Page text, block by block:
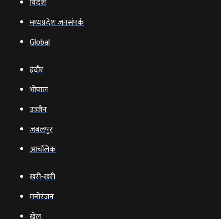
मध्यप्रदेश जनसंपर्क
Global
इंदौर
भोपाल
उज्‍जैन
जबलपुर
आचंलिक
खरी-खरी
मनोरंजन